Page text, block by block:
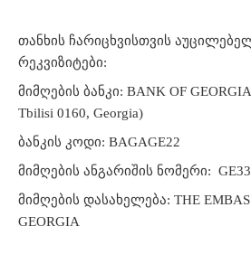
თანხის ჩარიცხვისთვის
რეკვიზიტები:
მიმღების ბანკი: BANK OF GEORGIA
Tbilisi 0160, Georgia)
ბანკის კოდი: BAGAGE22
მიმღების ანგარიშის ნომერი:
მიმღების დასახელება: THE
GEORGIA